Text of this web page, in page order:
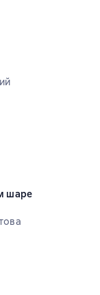
0 оценок
шаре
0 оценок